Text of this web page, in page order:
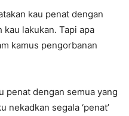
kau penat dengan
lakukan. Tapi apa
kamus pengorbanan
penat dengan semua yang
nekadkan segala ‘penat’